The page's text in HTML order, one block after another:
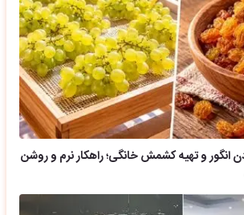
و تهیه کشمش خانگی؛ راهکار نرم و روشن